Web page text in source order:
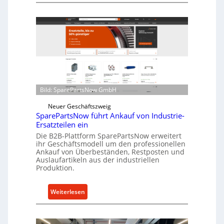
z
f
ü
r
i
n
d
i
r
k
t
A
n
t
i
b
l
l
n
t
w
i
c
k
e
l
t
-
l
Bild: SparePartsNow GmbH
Neuer Geschäftszweig
SparePartsNow führt Ankauf von Industrie-
Ersatzteilen ein
Die B2B-Plattform SparePartsNow erweitert
ihr Geschäftsmodell um den professionellen
Ankauf von Überbeständen, Restposten und
Auslaufartikeln aus der industriellen
Produktion.
Weiterlesen
S